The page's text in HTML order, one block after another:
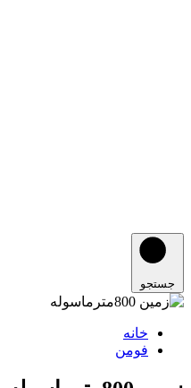
جستجو
خانه
فومن